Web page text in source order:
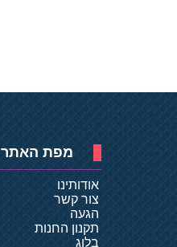
מפת האתר
אודותינו
צור קשר
הגעה
תקנון החנות
בלוג